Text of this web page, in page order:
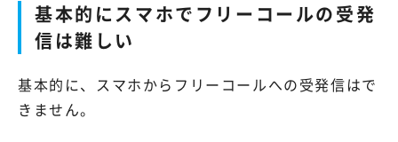
基本的にスマホでフリーコールの受発
信は難しい
基本的に、スマホからフリーコールへの受発信はで
きません。